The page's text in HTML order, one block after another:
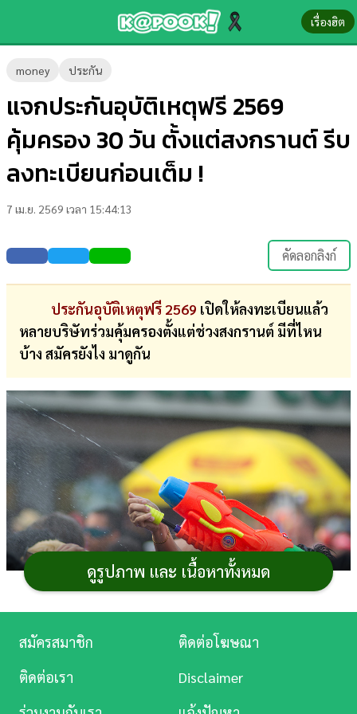
เรื่องฮิต
money ประกัน
แจกประกันอุบัติเหตุฟรี 2569
คุ้มครอง 30 วัน ตั้งแต่สงกรานต์ รีบ
ลงทะเบียนก่อนเต็ม !
7 เม.ย. 2569 เวลา 15:44:13
คัดลอกลิงก์
ประกันอุบัติเหตุฟรี 2569 เปิดให้ลงทะเบียนแล้ว
หลายบริษัทร่วมคุ้มครองตั้งแต่ช่วงสงกรานต์ มีที่ไหน
บ้าง สมัครยังไง มาดูกัน
ภาพจาก : ARZTSAMUI / Shutterstock.com
บ้านหรือท่องเที่ยวต่างจังหวัดกันอย่างหนาแน่น ทำให้ความ
เสี่ยงในการเกิดอุบัติเหตุเพิ่มขึ้น บริษัทประกันภัยหลายแห่ง
ดูรูปภาพ และ เนื้อหาทั้งหมด
ข่าว-
ความ
รู้
บันเทิง
ตรวจ
หวย
บอล
สด
เงิน
การ
ศึกษา
บันเทิง
ดู
หนัง
สมัครสมาชิก
ติดต่อโฆษณา
ติดต่อเรา
Disclaimer